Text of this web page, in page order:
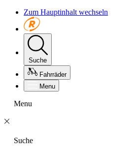
Zum Hauptinhalt wechseln
Suche
Fahrräder
Menu
Menu
Suche